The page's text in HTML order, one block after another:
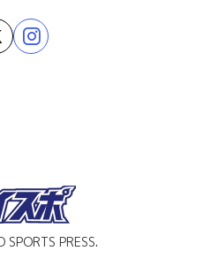
PRESS.